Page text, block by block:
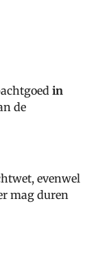
in
de
evenwel
mag duren